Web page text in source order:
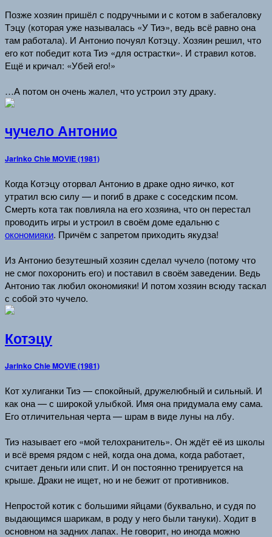
Позже хозяин пришёл с подручными и с котом в забегаловку
Тэцу (которая уже называлась «У Тиэ», ведь всё равно она
там работала). И Антонио почуял Котэцу. Хозяин решил, что
его кот победит кота Тиэ «для острастки». И стравил котов.
Ещё и кричал: «Убей его!»
…А потом он очень жалел, что устроил эту драку.
чучело Антонио
Jarinko Chie MOVIE (1981)
Когда Котэцу оторвал Антонио в драке одно яичко, кот
утратил всю силу — и погиб в драке с соседским псом.
Смерть кота так повлияла на его хозяина, что он перестал
проводить игры и устроил в своём доме едальню с
окономияки. Причём с запретом приходить якудза!
Из Антонио безутешный хозяин сделал чучело (потому что
не смог похоронить его) и поставил в своём заведении. Ведь
Антонио так любил окономияки! И потом хозяин всюду таскал
с собой это чучело.
Котэцу
Jarinko Chie MOVIE (1981)
Кот хулиганки Тиэ — спокойный, дружелюбный и сильный. И
как она — с широкой улыбкой. Имя она придумала ему сама.
Его отличительная черта — шрам в виде луны на лбу.
Тиэ называет его «мой телохранитель». Он ждёт её из школы
и всё время рядом с ней, когда она дома, когда работает,
считает деньги или спит. И он постоянно тренируется на
крыше. Драки не ищет, но и не бежит от противников.
Непростой котик с большими яйцами (буквально, и судя по
выдающимся шарикам, в роду у него были тануки). Ходит в
основном на задних лапах. Не говорит, но иногда можно